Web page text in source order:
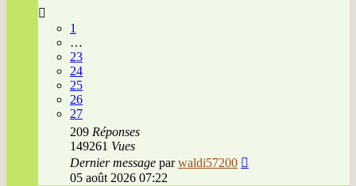
1
…
23
24
25
26
27
209 Réponses
149261 Vues
Dernier message parwaldi57200
05 août 2026 07:22